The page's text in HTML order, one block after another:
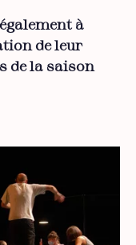
à
de leur
de la saison